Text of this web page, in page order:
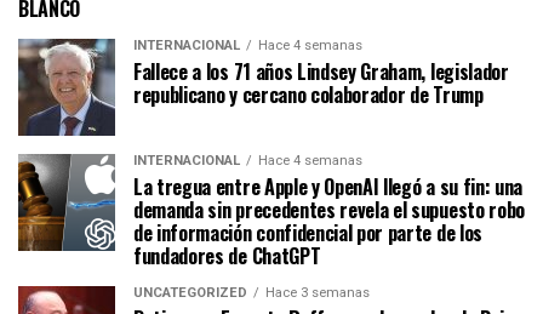
BLANCO
INTERNACIONAL Hace 4 semanas
Fallece a los 71 años Lindsey Graham, legislador
republicano y cercano colaborador de Trump
INTERNACIONAL Hace 4 semanas
La tregua entre Apple y OpenAI llegó a su fin: una
demanda sin precedentes revela el supuesto robo
de información confidencial por parte de los
fundadores de ChatGPT
UNCATEGORIZED Hace 3 semanas